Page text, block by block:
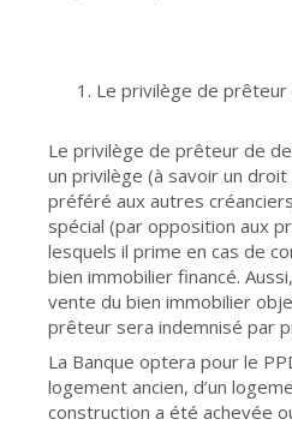
Le privilège de prêteur
Le privilège de prêteur de
un privilège (à savoir un
préféré aux autres
spécial (par opposition aux
lesquels il prime en cas de
bien immobilier financé.
vente du bien immobilier
prêteur sera indemnisé par
La Banque optera pour le
logement ancien, d’un
construction a été achevée